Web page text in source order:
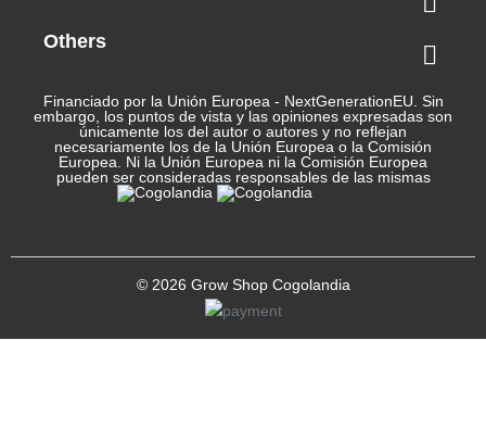
Others 
Financiado por la Unión Europea - NextGenerationEU. Sin
embargo, los puntos de vista y las opiniones expresadas son
únicamente los del autor o autores y no reflejan
necesariamente los de la Unión Europea o la Comisión
Europea. Ni la Unión Europea ni la Comisión Europea
pueden ser consideradas responsables de las mismas
© 2026 Grow Shop Cogolandia